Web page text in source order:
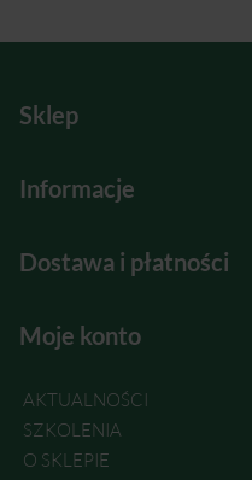
Sklep
Informacje
Dostawa i płatności
Moje konto
AKTUALNOŚCI
SZKOLENIA
O SKLEPIE